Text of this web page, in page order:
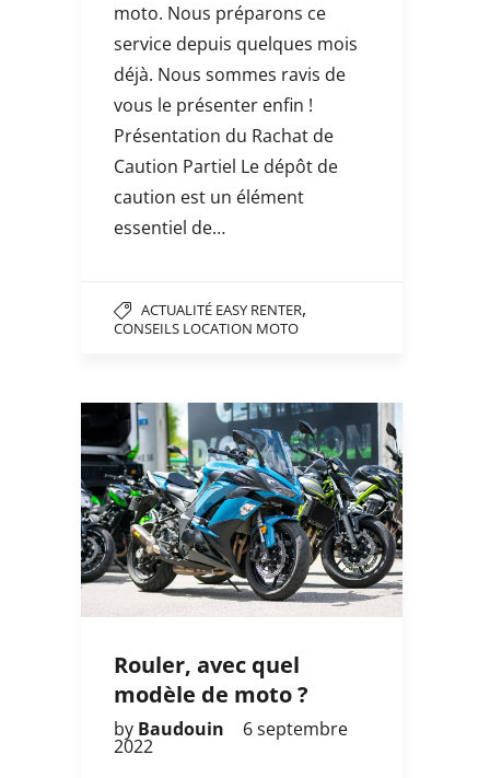
moto. Nous préparons ce
service depuis quelques mois
déjà. Nous sommes ravis de
vous le présenter enfin !
Présentation du Rachat de
Caution Partiel Le dépôt de
caution est un élément
essentiel de…
ACTUALITÉ EASY RENTER,
CONSEILS LOCATION MOTO
Rouler, avec quel
modèle de moto ?
by Baudouin 6 septembre
2022